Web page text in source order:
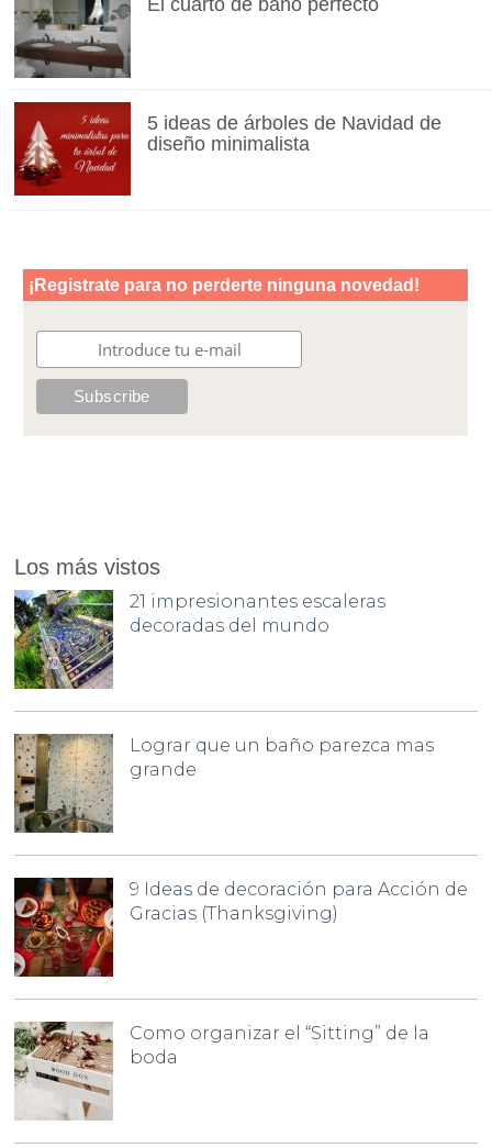
El cuarto de baño perfecto
5 ideas de árboles de Navidad de
diseño minimalista
Los más vistos
21 impresionantes escaleras
decoradas del mundo
Lograr que un baño parezca mas
grande
9 Ideas de decoración para Acción de
Gracias (Thanksgiving)
Como organizar el “Sitting” de la
boda